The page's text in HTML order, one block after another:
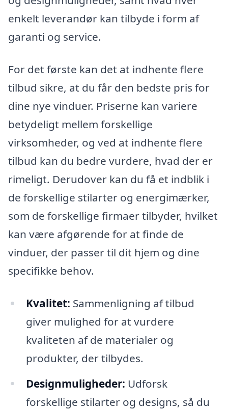
enkelt leverandør kan tilbyde i form af
garanti og service.
For det første kan det at indhente flere
tilbud sikre, at du får den bedste pris for
dine nye vinduer. Priserne kan variere
betydeligt mellem forskellige
virksomheder, og ved at indhente flere
tilbud kan du bedre vurdere, hvad der er
rimeligt. Derudover kan du få et indblik i
de forskellige stilarter og energimærker,
som de forskellige firmaer tilbyder, hvilket
kan være afgørende for at finde de
vinduer, der passer til dit hjem og dine
specifikke behov.
Kvalitet: Sammenligning af tilbud
giver mulighed for at vurdere
kvaliteten af de materialer og
produkter, der tilbydes.
Designmuligheder: Udforsk
forskellige stilarter og designs, så du